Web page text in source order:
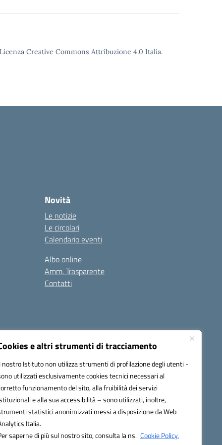
e altri strumenti di tracciamento
nostro Istituto non utilizza strumenti di profilazione degli utenti -
utilizzati esclusivamente cookies tecnici necessari al
funzionamento del sito, alla fruibilità dei servizi
e alla sua accessibilità – sono utilizzati, inoltre,
statistici anonimizzati messi a disposizione da Web
Italia.
saperne di più sul nostro sito, consulta la ns. Cookie Policy.
Creative Commons Attribuzione 4.0 Italia.
Novità
Le notizie
Le circolari
Calendario eventi
Albo online
Amm. Trasparente
Contatti